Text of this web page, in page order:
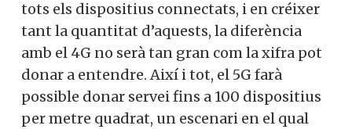
tots els dispositius connectats, i en créixer
tant la quantitat d’aquests, la diferència
amb el 4G no serà tan gran com la xifra pot
donar a entendre. Així i tot, el 5G farà
possible donar servei fins a 100 dispositius
per metre quadrat, un escenari en el qual